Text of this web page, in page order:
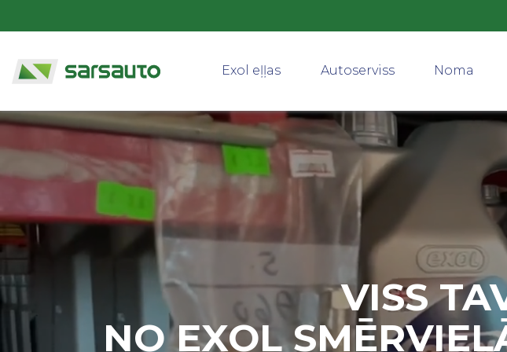
Exol eļļas Autoserviss Noma
VISS
NO EXOL